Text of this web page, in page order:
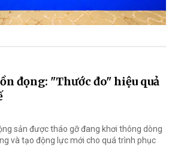
đọng: "Thước đo" hiệu quả
sản được tháo gỡ đang khơi thông dòng
và tạo động lực mới cho quá trình phục